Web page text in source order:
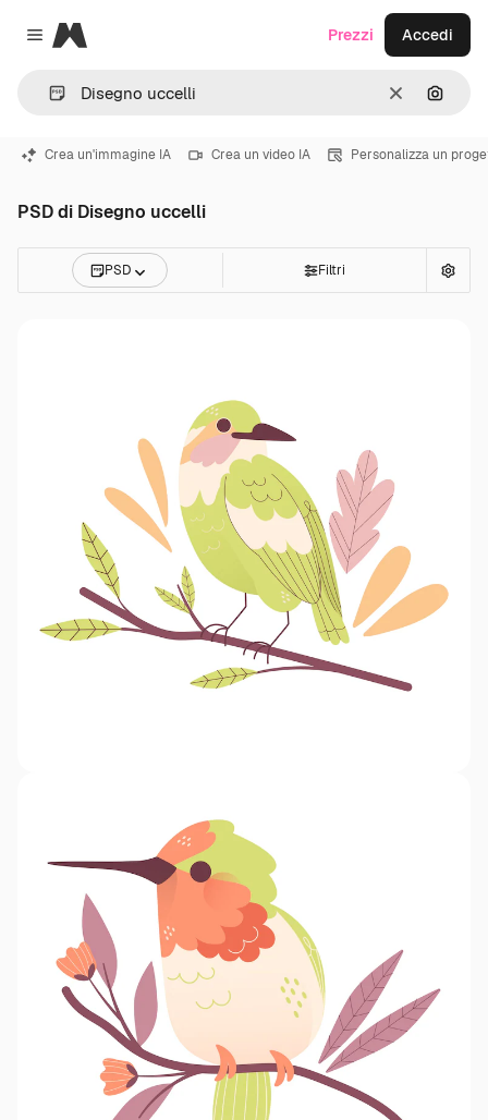
Close menu
Magnific
CancellaCerca
Prezzi Accedi
Crea un'immagine IA Crea un video IA Personalizza un
PSD di Disegno uccelli
PSD Filtri